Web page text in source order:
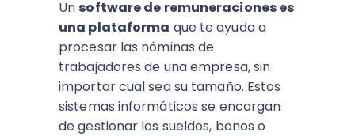
Un software de remuneraciones es
una plataforma que te ayuda a
procesar las nóminas de
trabajadores de una empresa, sin
importar cual sea su tamaño. Estos
sistemas informáticos se encargan
de gestionar los sueldos, bonos o